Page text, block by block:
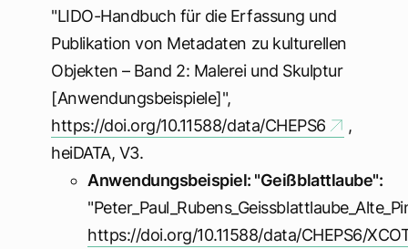
"LIDO-Handbuch für die Erfassung und
Publikation von Metadaten zu kulturellen
Objekten – Band 2: Malerei und Skulptur
[Anwendungsbeispiele]",
https://doi.org/10.11588/data/CHEPS6
,
heiDATA, V3.
Anwendungsbeispiel: "Geißblattlaube":
https://doi.org/10.11588/data/CHEPS6/